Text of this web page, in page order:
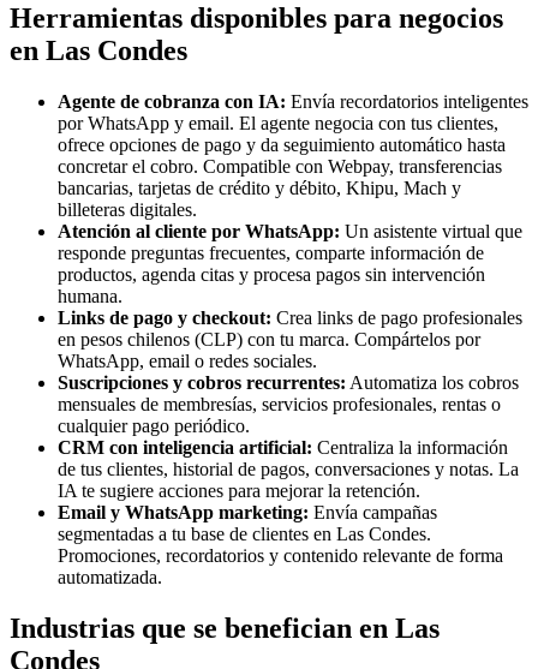
Herramientas disponibles para negocios
en Las Condes
Agente de cobranza con IA: Envía recordatorios inteligentes
por WhatsApp y email. El agente negocia con tus clientes,
ofrece opciones de pago y da seguimiento automático hasta
concretar el cobro. Compatible con Webpay, transferencias
bancarias, tarjetas de crédito y débito, Khipu, Mach y
billeteras digitales.
Atención al cliente por WhatsApp: Un asistente virtual que
responde preguntas frecuentes, comparte información de
productos, agenda citas y procesa pagos sin intervención
humana.
Links de pago y checkout: Crea links de pago profesionales
en pesos chilenos (CLP) con tu marca. Compártelos por
WhatsApp, email o redes sociales.
Suscripciones y cobros recurrentes: Automatiza los cobros
mensuales de membresías, servicios profesionales, rentas o
cualquier pago periódico.
CRM con inteligencia artificial: Centraliza la información
de tus clientes, historial de pagos, conversaciones y notas. La
IA te sugiere acciones para mejorar la retención.
Email y WhatsApp marketing: Envía campañas
segmentadas a tu base de clientes en Las Condes.
Promociones, recordatorios y contenido relevante de forma
automatizada.
Industrias que se benefician en Las
Condes